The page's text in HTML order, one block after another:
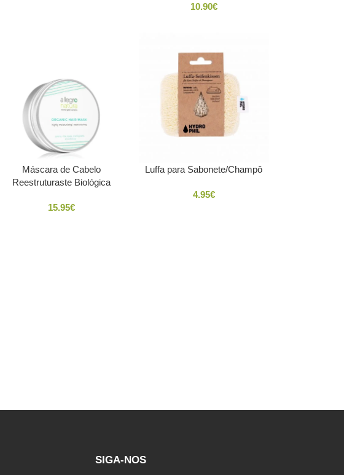
10.90€
Máscara de Cabelo
Reestruturaste Biológica
15.95€
Luffa para Sabonete/Champô
4.95€
SIGA-NOS